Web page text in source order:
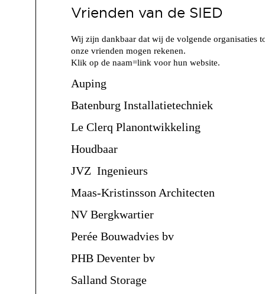
Vrienden van de SIED
Wij zijn dankbaar dat wij de volgende organisaties
onze vrienden mogen rekenen.
Klik op de naam=link voor hun website.
Auping
Batenburg Installatietechniek
Le Clerq Planontwikkeling
Houdbaar
JVZ Ingenieurs
Maas-Kristinsson Architecten
NV Bergkwartier
Perée Bouwadvies bv
PHB Deventer bv
Salland Storage